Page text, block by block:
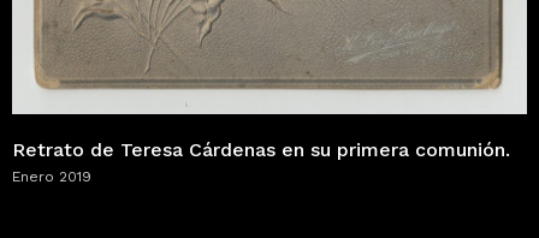
Retrato de Teresa Cárdenas en su primera comunión.
Enero 2019